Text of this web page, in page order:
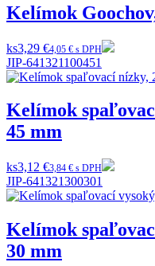
Kelímok
ks3,29 €4,05 € s DPH
JIP-641321100451
Kelímok
45 mm
ks3,12 €3,84 € s DPH
JIP-641321300301
Kelímok
30 mm